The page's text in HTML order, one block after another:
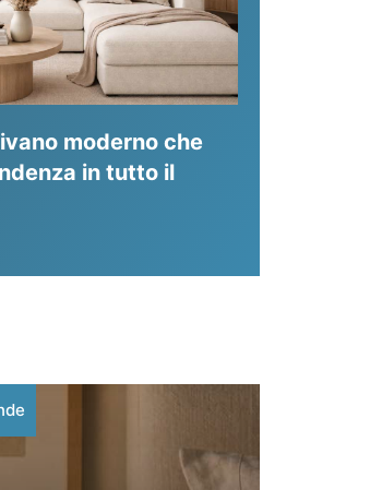
moderno che
in tutto il